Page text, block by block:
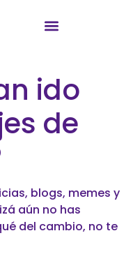
ido
de
blogs, memes y
aún no has
del cambio, no te